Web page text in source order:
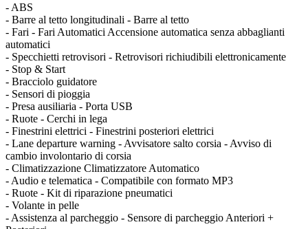
- ABS
- Barre al tetto longitudinali - Barre al tetto
- Fari - Fari Automatici Accensione automatica senza abbaglianti
automatici
- Specchietti retrovisori - Retrovisori richiudibili elettronicamente
- Stop & Start
- Bracciolo guidatore
- Sensori di pioggia
- Presa ausiliaria - Porta USB
- Ruote - Cerchi in lega
- Finestrini elettrici - Finestrini posteriori elettrici
- Lane departure warning - Avvisatore salto corsia - Avviso di
cambio involontario di corsia
- Climatizzazione Climatizzatore Automatico
- Audio e telematica - Compatibile con formato MP3
- Ruote - Kit di riparazione pneumatici
- Volante in pelle
- Assistenza al parcheggio - Sensore di parcheggio Anteriori +